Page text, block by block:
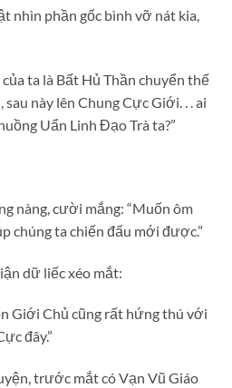
nhìn phần gốc bình vỡ nát kia,
ta là Bất Hủ Thần chuyển thế
này lên Chung Cực Giới. . . ai
Uẩn Linh Đạo Trà ta?”
nàng, cười mắng: “Muốn ôm
chúng ta chiến đấu mới được.”
dữ liếc xéo mắt:
Giới Chủ cũng rất hứng thú với
đây.”
trước mắt có Vạn Vũ Giáo